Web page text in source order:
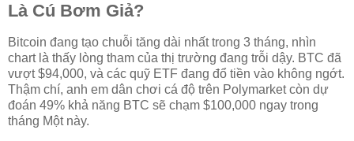
Là Cú Bơm Giả?
Bitcoin đang tạo chuỗi tăng dài nhất trong 3 tháng, nhìn
chart là thấy lòng tham của thị trường đang trỗi dậy. BTC đã
vượt $94,000, và các quỹ ETF đang đổ tiền vào không ngớt.
Thậm chí, anh em dân chơi cá độ trên Polymarket còn dự
đoán 49% khả năng BTC sẽ chạm $100,000 ngay trong
tháng Một này.